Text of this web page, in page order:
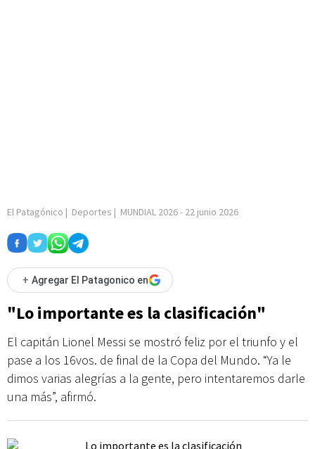
El Patagónico | Deportes | MUNDIAL 2026- 22 junio 2026
+ Agregar El Patagonico en
"Lo importante es la clasificación"
El capitán Lionel Messi se mostró feliz por el triunfo y el
pase a los 16vos. de final de la Copa del Mundo. “Ya le
dimos varias alegrías a la gente, pero intentaremos darle
una más”, afirmó.